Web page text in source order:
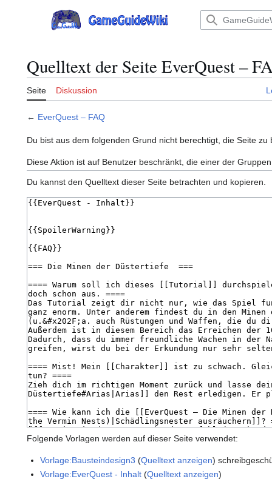
Hauptmenü
Quelltext der Seite EverQuest –
Seite Diskussion
← EverQuest – FAQ
Du bist aus dem folgenden Grund nicht berechtigt, die Seite zu
Diese Aktion ist auf Benutzer beschränkt, die einer der Gruppen
Du kannst den Quelltext dieser Seite betrachten und kopieren.
Folgende Vorlagen werden auf dieser Seite verwendet:
Vorlage:Bausteindesign3 (Quelltext anzeigen)
Vorlage:EverQuest - Inhalt (Quelltext anzeigen)